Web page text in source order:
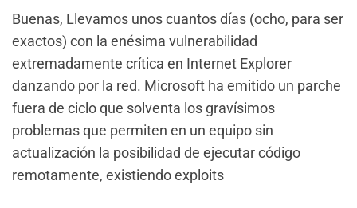
Buenas, Llevamos unos cuantos días (ocho, para ser
exactos) con la enésima vulnerabilidad
extremadamente crítica en Internet Explorer
danzando por la red. Microsoft ha emitido un parche
fuera de ciclo que solventa los gravísimos
problemas que permiten en un equipo sin
actualización la posibilidad de ejecutar código
remotamente, existiendo exploits